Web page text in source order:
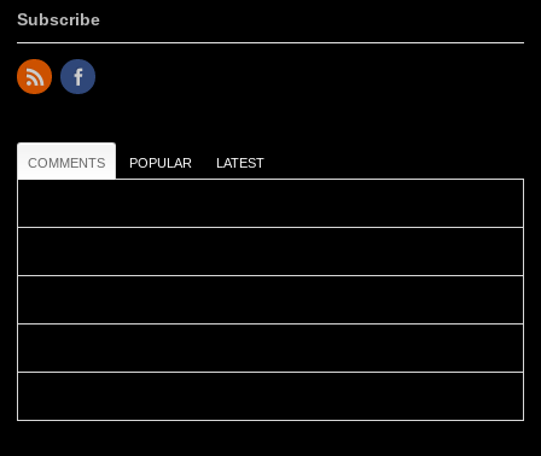
Subscribe
COMMENTS POPULAR LATEST